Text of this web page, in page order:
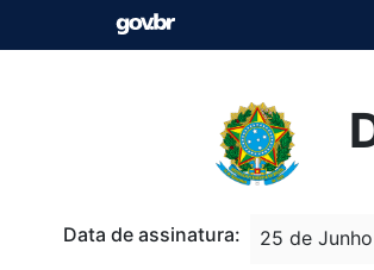
Data de assinatura:
25 de